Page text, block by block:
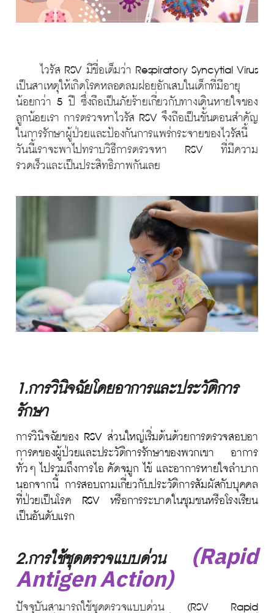
ไวรัส RSV มีชื่อเต็มว่า Respiratory Syncytial Virus
เป็นสาเหตุให้เกิดโรคหลอดลมฝอยอักเสบในเด็กที่มีอายุ
น้อยกว่า 5 ปี ซึ่งถือเป็นภัยร้ายเกี่ยวกับทางเดินหายใจของ
ลูกน้อยเรา การตรวจหาไวรัส RSV จึงถือเป็นขั้นตอนสำคัญ
ในการรักษาผู้ป่วยและป้องกันการแพร่กระจายของไวรัสนี้
วันนี้เราจะพาไปทราบวิธีการตรวจหา RSV ที่มีความ
รวดเร็วและเป็นประสิทธิภาพกันเลย
1.การวินิจฉัยโดยอาการและประวัติการ
รักษา
การวินิจฉัยของ RSV ส่วนใหญ่เริ่มต้นด้วยการตรวจสอบอา
การคของผู้ป่วยและประวัติการรักษาของพวกเขา อาการ
ทั่วๆ ไปรวมถึงการไอ คัดจมูก ไข้ และอาการหายใจลำบาก
นอกจากนี้ การสอบถามเกี่ยวกับประวัติการสัมผัสกับบุคคล
ที่ป่วยเป็นโรค RSV หรือการระบาดในชุมชนหรือโรงเรียน
เป็นอันดับแรก
2.การใช้ชุดตรวจแบบด่วน (Rapid
Antigen Action)
ปัจจุบันสามารถใช้ชุดตรวจแบบด่วน (RSV Rapid